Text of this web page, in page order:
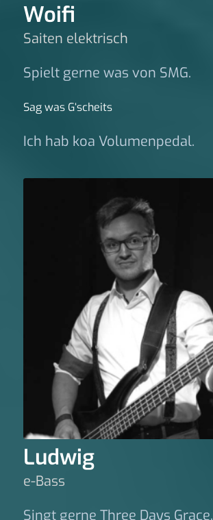
Woifi
Saiten elektrisch
Spielt gerne was von SMG.
Sag was G‘scheits
Ich hab koa Volumenpedal.
Ludwig
e-Bass
Singt gerne Three Days Grace.